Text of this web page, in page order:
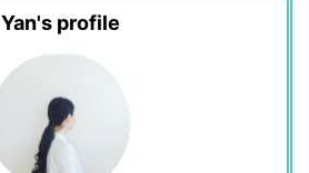
Yan's profile